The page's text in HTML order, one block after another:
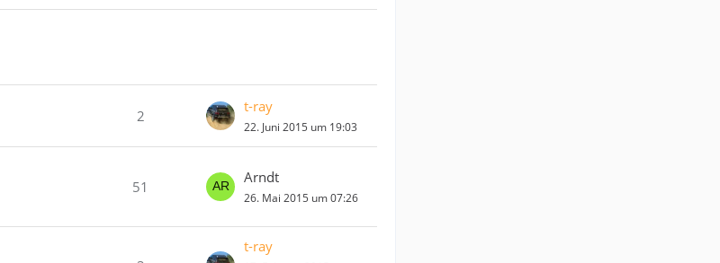
2
t-ray
22. Juni 2015 um 19:03
51
Arndt
26. Mai 2015 um 07:26
t-ray